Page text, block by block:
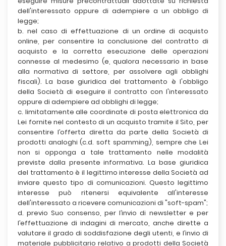
dell'interessato oppure di adempiere a un obbligo di
legge;
b. nel caso di effettuazione di un ordine di acquisto
online, per consentire la conclusione del contratto di
acquisto e la corretta esecuzione delle operazioni
connesse al medesimo (e, qualora necessario in base
alla normativa di settore, per assolvere agli obblighi
fiscali). La base giuridica del trattamento è l'obbligo
della Società di eseguire il contratto con l'interessato
oppure di adempiere ad obblighi di legge;
c. limitatamente alle coordinate di posta elettronica da
Lei fornite nel contesto di un acquisto tramite il Sito, per
consentire l’offerta diretta da parte della Società di
prodotti analoghi (c.d. soft spamming), sempre che Lei
non si opponga a tale trattamento nelle modalità
previste dalla presente informativa. La base giuridica
del trattamento è il legittimo interesse della Società ad
inviare questo tipo di comunicazioni. Questo legittimo
interesse può ritenersi equivalente all'interesse
dell'interessato a ricevere comunicazioni di "soft-spam";
d. previo Suo consenso, per l’invio di newsletter e per
l’effettuazione di indagini di mercato, anche dirette a
valutare il grado di soddisfazione degli utenti, e l’invio di
materiale pubblicitario relativo a prodotti della Società